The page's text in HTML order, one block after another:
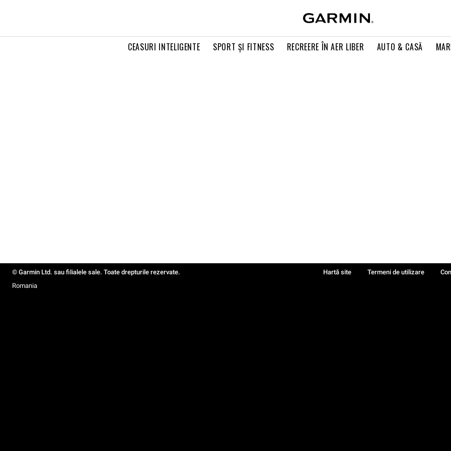
CEASURI INTELIGENTE SPORT ŞI FITNESS RECREERE ÎN AER LIBER AUTO & CASĂ
© Garmin Ltd. sau filialele sale. Toate drepturile rezervate. Hartă site Termeni de utilizare
Romania